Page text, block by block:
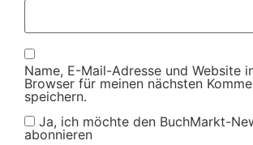
Name, E-Mail-Adresse und Website
Browser für meinen nächsten
speichern.
Ja, ich möchte den BuchMarkt-
abonnieren